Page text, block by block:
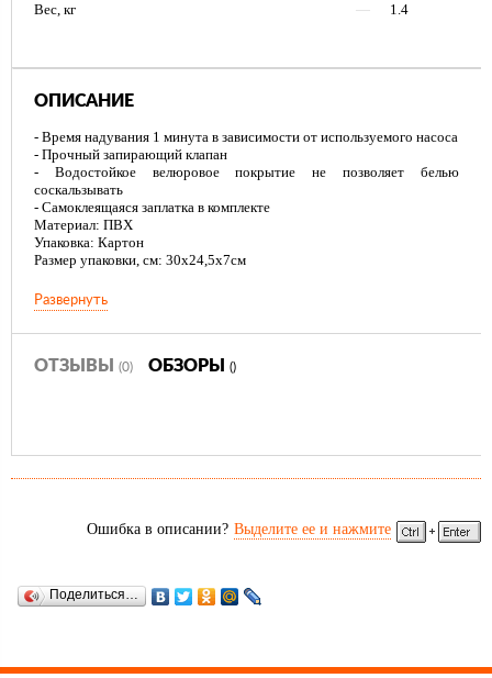
Вес, кг — 1.4
ОПИСАНИЕ
- Время надувания 1 минута в зависимости от используемого насоса
- Прочный запирающий клапан
- Водостойкое велюровое покрытие не позволяет белью
соскальзывать
- Самоклеящаяся заплатка в комплекте
Материал: ПВХ
Упаковка: Картон
Размер упаковки, см: 30х24,5х7см
Комфорт и компактность делают надувные кровати RELAX
отличным выбором для путешествия, кемпинга и домашнего
использования.
электрический или двух-ходовой насос.
Развернуть
ОТЗЫВЫ (0) ОБЗОРЫ ()
Ошибка в описании? Выделите ее и нажмите
Поделиться…